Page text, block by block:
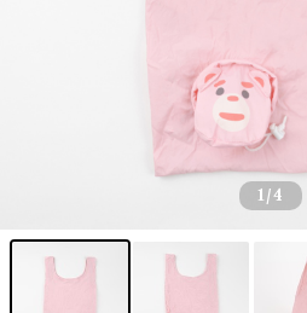
1 /4